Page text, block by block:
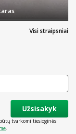
Visi straipsniai
Užsisakyk
tvarkomi tiesioginės
.